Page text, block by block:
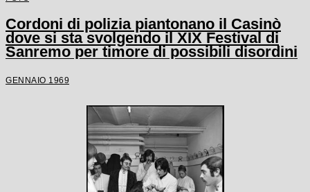
Cordoni di polizia piantonano il Casinò
dove si sta svolgendo il XIX Festival di
Sanremo per timore di possibili disordini
GENNAIO 1969